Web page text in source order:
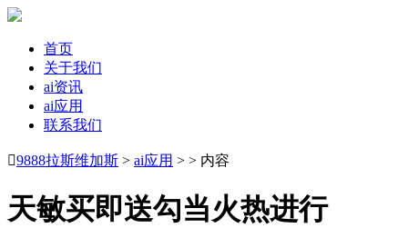
首页
关于我们
ai资讯
ai应用
联系我们
9888拉斯维加斯 > ai应用 > > 内容
天敏买即送勾当火热进行